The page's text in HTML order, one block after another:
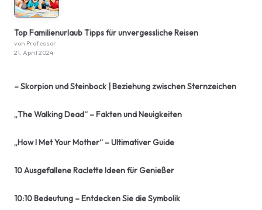
Top Familienurlaub Tipps für unvergessliche Reisen
von Professor
21. April 2024
– Skorpion und Steinbock | Beziehung zwischen Sternzeichen
„The Walking Dead“ – Fakten und Neuigkeiten
„How I Met Your Mother“ – Ultimativer Guide
10 Ausgefallene Raclette Ideen für Genießer
10:10 Bedeutung – Entdecken Sie die Symbolik